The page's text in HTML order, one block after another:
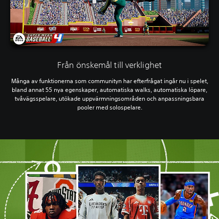
Från önskemål till verklighet
Många av funktionerna som communityn har efterfrågat ingår nu i spelet,
bland annat 55 nya egenskaper, automatiska walks, automatiska löpare,
tvåvägsspelare, utökade uppvärmningsområden och anpassningsbara
pooler med solospelare.